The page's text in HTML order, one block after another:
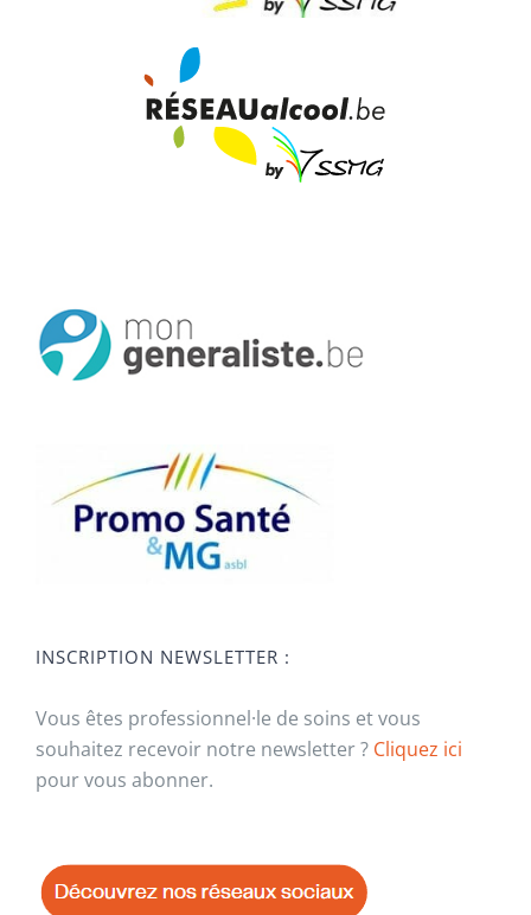
INSCRIPTION NEWSLETTER :
Vous êtes professionnel·le de soins et vous
souhaitez recevoir notre newsletter ? Cliquez ici
pour vous abonner.